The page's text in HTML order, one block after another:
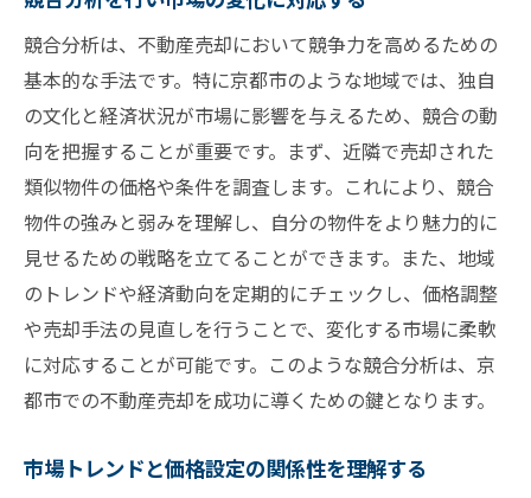
競合分析は、不動産売却において競争力を高めるための
基本的な手法です。特に京都市のような地域では、独自
の文化と経済状況が市場に影響を与えるため、競合の動
向を把握することが重要です。まず、近隣で売却された
類似物件の価格や条件を調査します。これにより、競合
物件の強みと弱みを理解し、自分の物件をより魅力的に
見せるための戦略を立てることができます。また、地域
のトレンドや経済動向を定期的にチェックし、価格調整
や売却手法の見直しを行うことで、変化する市場に柔軟
に対応することが可能です。このような競合分析は、京
都市での不動産売却を成功に導くための鍵となります。
市場トレンドと価格設定の関係性を理解する